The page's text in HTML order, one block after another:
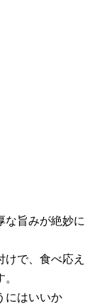
な旨みが絶妙に
で、食べ応え
にはいいか